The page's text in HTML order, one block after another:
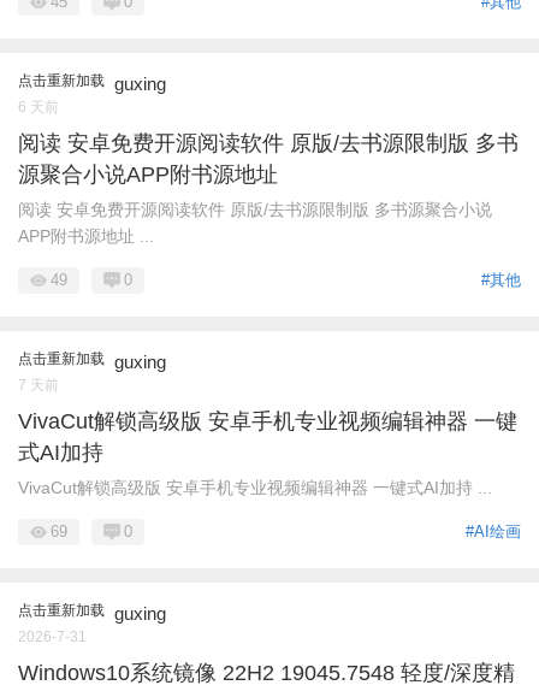
点击重新加载 guxing
6 天前
阅读 安卓免费开源阅读软件 原版/去书源限制版 多书
源聚合小说APP附书源地址
阅读 安卓免费开源阅读软件 原版/去书源限制版 多书源聚合小说
APP附书源地址 ...
#其他
49 0
点击重新加载 guxing
7 天前
VivaCut解锁高级版 安卓手机专业视频编辑神器 一键
式AI加持
VivaCut解锁高级版 安卓手机专业视频编辑神器 一键式AI加持 ...
#AI绘画
69 0
点击重新加载 guxing
2026-7-31
Windows10系统镜像 22H2 19045.7548 轻度/深度精